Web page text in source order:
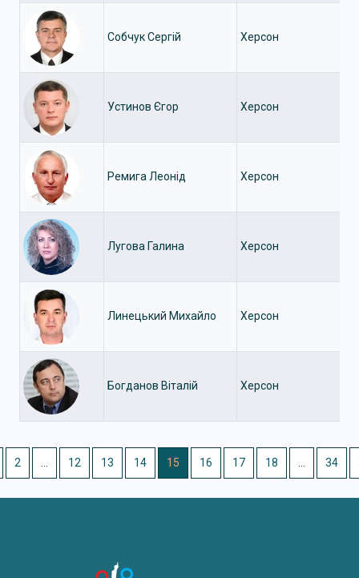
Собчук Сергій Херсон
Устинов Єгор Херсон
Ремига Леонід Херсон
Лугова Галина Херсон
Линецький Михайло Херсон
Богданов Віталій Херсон
2 12 13 14 15 16 17 18 34